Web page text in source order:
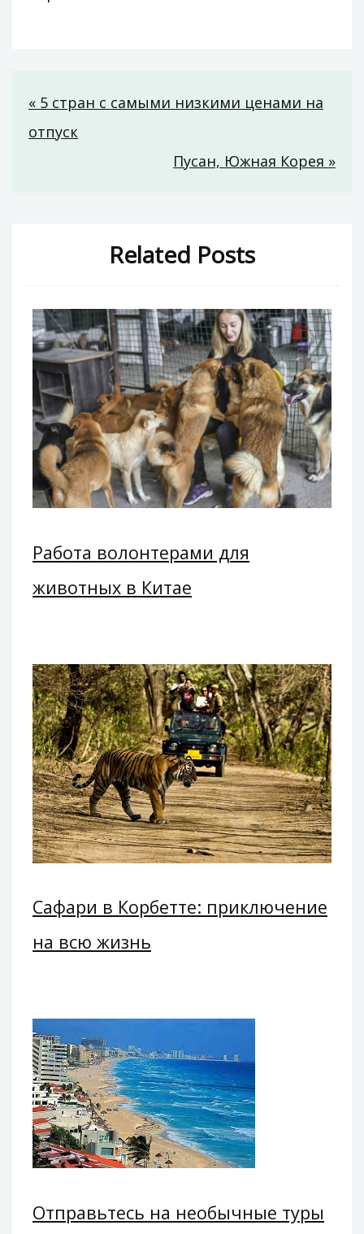
Навигация
по
« 5 стран с самыми низкими ценами на
отпуск
Пусан, Южная Корея »
Related Posts
Работа волонтерами для
животных в Китае
Сафари в Корбетте: приключение
на всю жизнь
Отправьтесь на необычные туры